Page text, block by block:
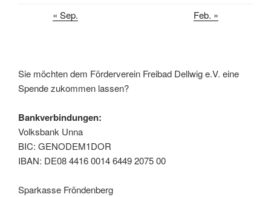
« Sep.
Feb. »
Sie möchten dem Förderverein Freibad Dellwig e.V. eine
Spende zukommen lassen?
Bankverbindungen:
Volksbank Unna
BIC: GENODEM1DOR
IBAN: DE08 4416 0014 6449 2075 00
Sparkasse Fröndenberg